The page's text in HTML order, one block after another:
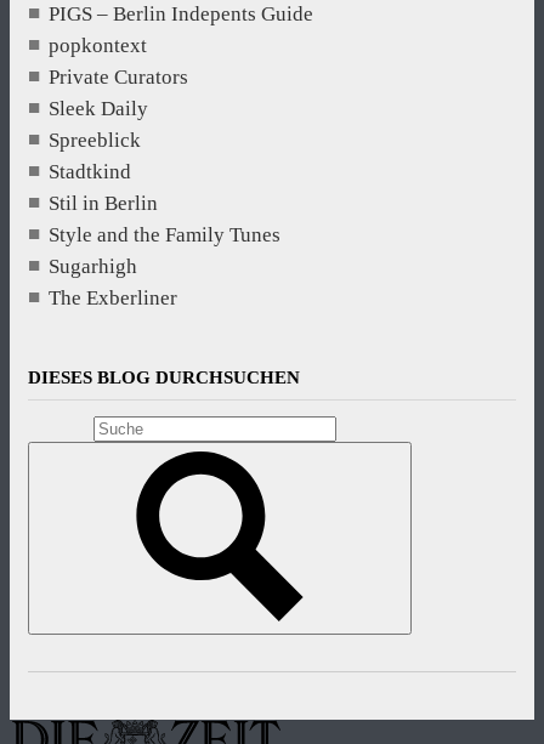
PIGS – Berlin Indepents Guide
popkontext
Private Curators
Sleek Daily
Spreeblick
Stadtkind
Stil in Berlin
Style and the Family Tunes
Sugarhigh
The Exberliner
DIESES BLOG DURCHSUCHEN